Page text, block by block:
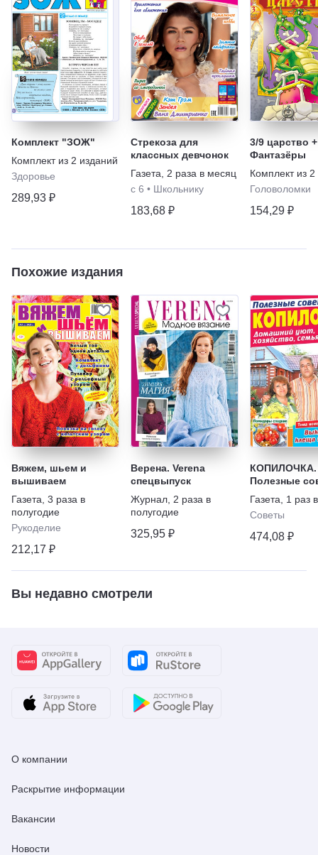
Комплект "ЗОЖ"
Комплект из 2 изданий
Здоровье
289,93 ₽
Стрекоза для
классных девчонок
Газета
2 раза в месяц
с 6 • Школьнику
183,68 ₽
3/9 царство +
Фантазёры
Комплект из 2
Головоломки
154,29 ₽
Похожие издания
Вяжем, шьем и
вышиваем
Газета 3 раза в
полугодие
Рукоделие
212,17 ₽
Верена. Verena
спецвыпуск
Журнал 2 раза в
полугодие
325,95 ₽
КОПИЛОЧКА.
Полезные
Домашний
хозяйство,
Газета
1 раз
Советы
474,08 ₽
Вы недавно смотрели
О компании
Раскрытие информации
Вакансии
Новости